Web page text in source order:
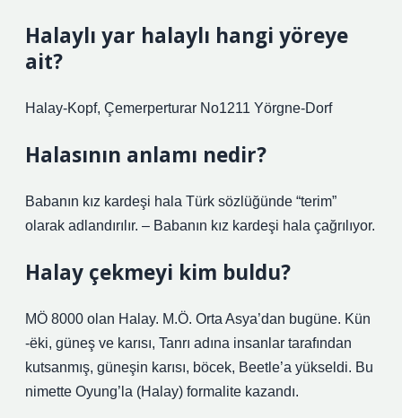
Halaylı yar halaylı hangi yöreye
ait?
Halay-Kopf, Çemerperturar No1211 Yörgne-Dorf
Halasının anlamı nedir?
Babanın kız kardeşi hala Türk sözlüğünde “terim”
olarak adlandırılır. – Babanın kız kardeşi hala çağrılıyor.
Halay çekmeyi kim buldu?
MÖ 8000 olan Halay. M.Ö. Orta Asya’dan bugüne. Kün
-ëki, güneş ve karısı, Tanrı adına insanlar tarafından
kutsanmış, güneşin karısı, böcek, Beetle’a yükseldi. Bu
nimette Oyung’la (Halay) formalite kazandı.